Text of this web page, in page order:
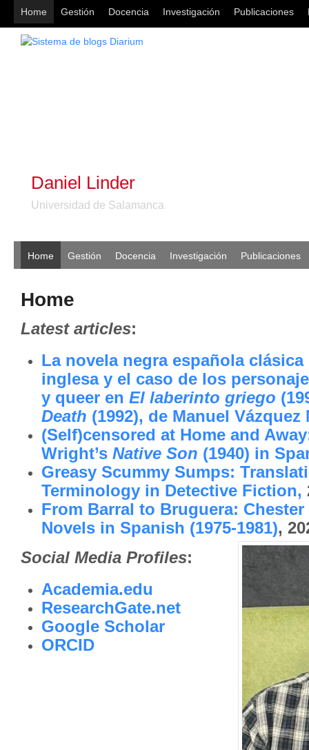
Home Gestión Docencia Investigación Publicaciones
Daniel Linder
Universidad de Salamanca
Home Gestión Docencia Investigación Publicaciones
Home
Latest articles:
La novela negra española
inglesa y el caso de los
y queer en El laberinto griego
Death (1992), de Manuel
(Self)censored at Home and
Wright’s Native Son (1940) in
Greasy Scummy Sumps:
Terminology in Detective Fiction,
From Barral to Bruguera: Chester
Novels in Spanish (1975-1981),
Social Media Profiles:
Academia.edu
ResearchGate.net
Google Scholar
ORCID